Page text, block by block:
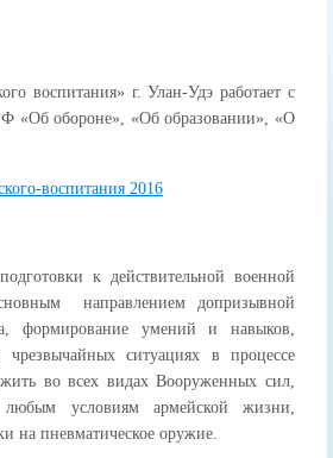
воспитания» г. Улан-Удэ работает с
«Об обороне», «Об образовании», «О
воспитания 2016
к действительной военной
направлением допризывной
формирование умений и навыков,
ситуациях в процессе
во всех видах Вооруженных сил,
любым условиям армейской жизни,
на пневматическое оружие.